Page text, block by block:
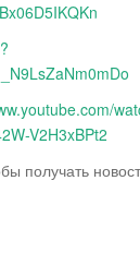
V2H3xBPt2
получать